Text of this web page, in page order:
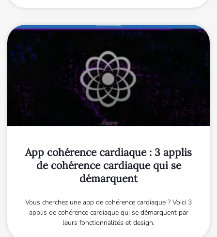
App cohérence cardiaque : 3 applis
de cohérence cardiaque qui se
démarquent
Vous cherchez une app de cohérence cardiaque ? Voici 3
applis de cohérence cardiaque qui se démarquent par
leurs fonctionnalités et design.